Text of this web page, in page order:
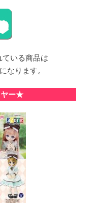
ている商品は
なります。
ヤー★